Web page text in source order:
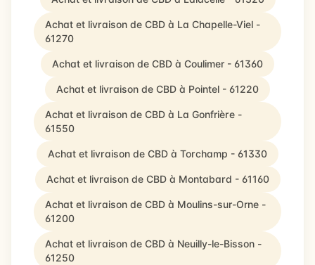
Achat et livraison de CBD à La Chapelle-Viel -
61270
Achat et livraison de CBD à Coulimer - 61360
Achat et livraison de CBD à Pointel - 61220
Achat et livraison de CBD à La Gonfrière -
61550
Achat et livraison de CBD à Torchamp - 61330
Achat et livraison de CBD à Montabard - 61160
Achat et livraison de CBD à Moulins-sur-Orne -
61200
Achat et livraison de CBD à Neuilly-le-Bisson -
61250